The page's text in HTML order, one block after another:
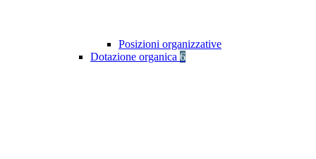
Posizioni organizzative
Dotazione organica 6